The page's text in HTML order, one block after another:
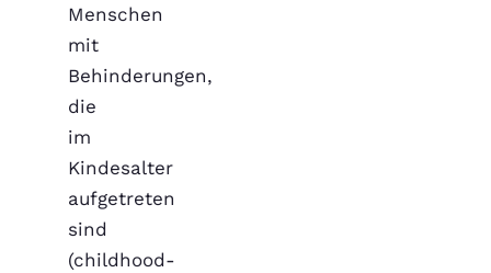
Menschen
mit
Behinderungen,
die
im
Kindesalter
aufgetreten
sind
(childhood-